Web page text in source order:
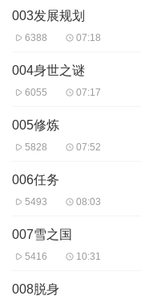
003发展规划
6388 07:18
004身世之谜
6055 07:17
005修炼
5828 07:52
006任务
5493 08:03
007雪之国
5416 10:31
008脱身